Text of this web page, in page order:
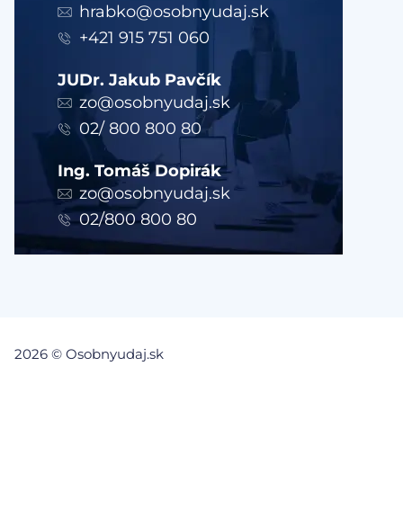
hrabko@osobnyudaj.sk
+421 915 751 060
JUDr. Jakub Pavčík
zo@osobnyudaj.sk
02/ 800 800 80
Ing. Tomáš Dopirák
zo@osobnyudaj.sk
02/800 800 80
2026 © Osobnyudaj.sk